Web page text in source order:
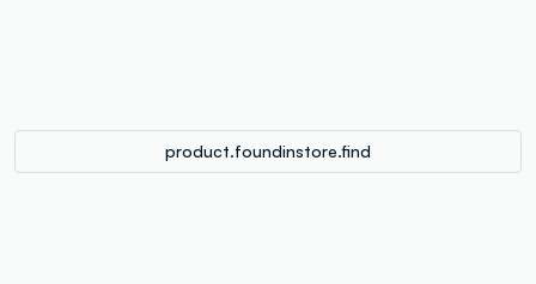
product.foundinstore.find